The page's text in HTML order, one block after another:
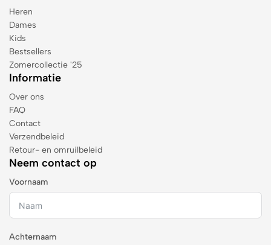
Heren
Dames
Kids
Bestsellers
Zomercollectie '25
Informatie
Over ons
FAQ
Contact
Verzendbeleid
Retour- en omruilbeleid
Neem contact op
Voornaam
Achternaam